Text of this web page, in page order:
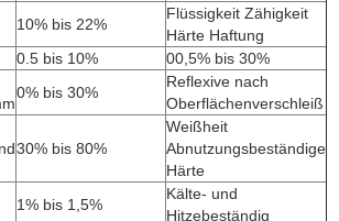
10% bis 22%
Flüssigkeit Zähigkeit
Härte Haftung
0.5 bis 10%
00,5% bis 30%
0% bis 30%
Reflexive nach
Oberflächenverschleiß
30% bis 80%
Weißheit
Abnutzungsbeständige
Härte
1% bis 1,5%
Kälte- und
Hitzebeständig